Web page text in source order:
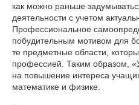
как можно раньше
деятельности с учетом
Профессиональное
побудительным мотивом для
те предметные области,
профессией. Таким образом,
на повышение интереса
математике и физике.